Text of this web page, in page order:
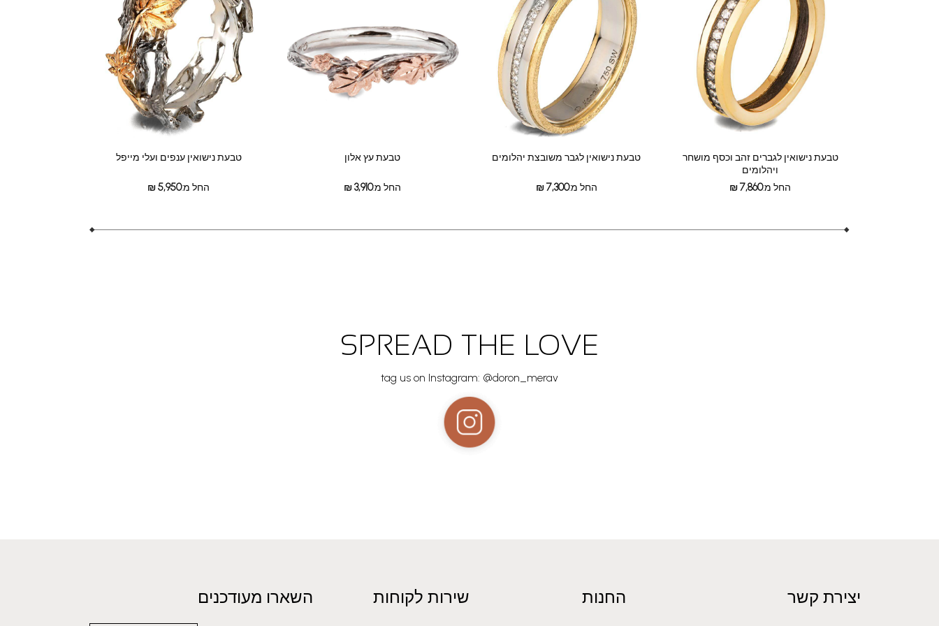
טבעת נישואין לגברים זהב וכסף מושחר
ויהלומים
החל מ:
₪7,860
טבעת נישואין לגבר משובצת יהלומים
החל מ: ₪7,300
טבעת עץ אלון
החל מ: ₪3,910
טבעת נישואין ענפים ועלי מייפל
החל מ: ₪5,950
SPREAD THE LOVE
tag us on Instagram: @doron_merav
יצירת קשר החנות שירות לקוחות השארו מעודכנים